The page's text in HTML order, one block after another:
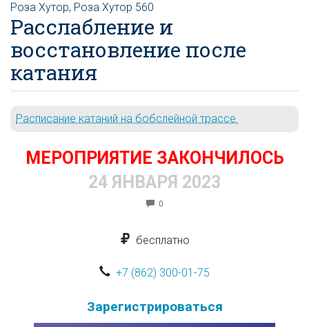
Роза Хутор, Роза Хутор 560
Расслабление и
восстановление после
катания
Расписание катаний на бобслейной трассе.
МЕРОПРИЯТИЕ ЗАКОНЧИЛОСЬ
24 ЯНВАРЯ 2023
0
бесплатно
+7 (862) 300-01-75
Зарегистрироваться